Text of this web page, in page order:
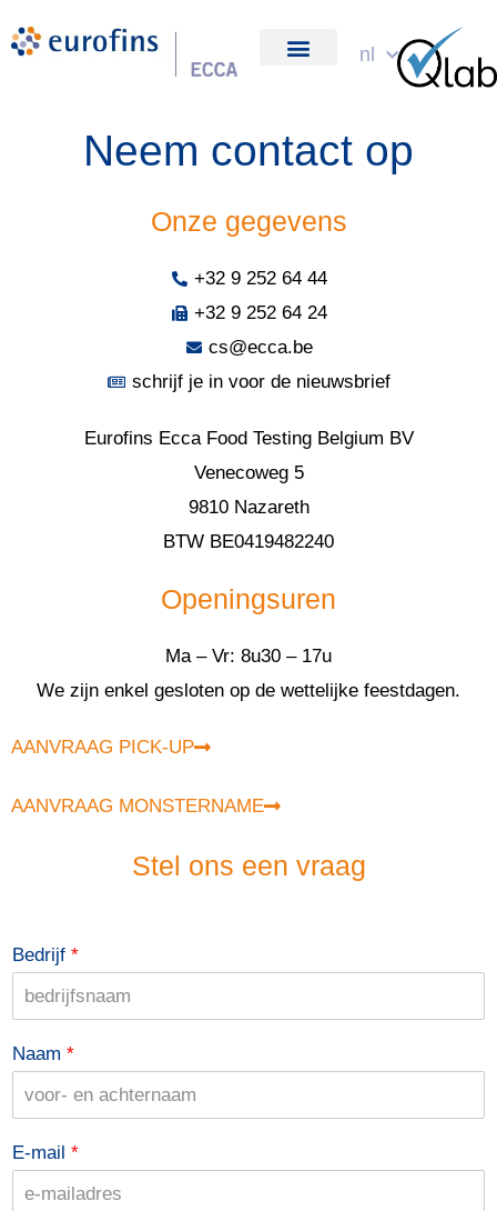
naar
nl
Neem contact op
Onze gegevens
+32 9 252 64 44
+32 9 252 64 24
cs@ecca.be
schrijf je in voor de nieuwsbrief
Eurofins Ecca Food Testing Belgium BV
Venecoweg 5
9810 Nazareth
BTW BE0419482240
Openingsuren
Ma – Vr: 8u30 – 17u
We zijn enkel gesloten op de wettelijke feestdagen.
AANVRAAG PICK-UP
AANVRAAG MONSTERNAME
Stel ons een vraag
Bedrijf *
Naam *
E-mail *